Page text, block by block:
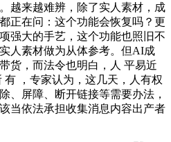
来越难辨，除了实人素材，成
正在问：这个功能会恢复吗？更
强大的手艺，这个功能也照旧不
人素材做为从体参考。但AI成
货，而法令也明白，人 平易近
有 ，专家认为，这几天，人有权
、屏障、断开链接等需要办法，
当依法承担收集消息内容出产者